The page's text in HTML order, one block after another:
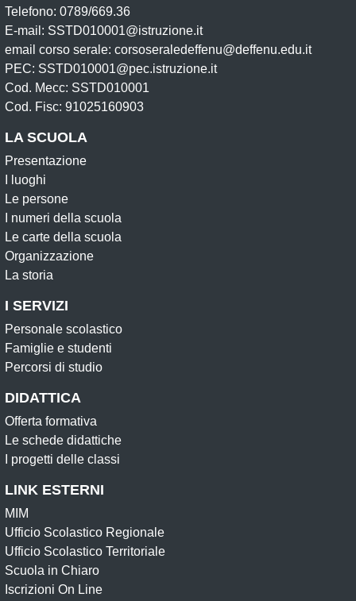
Telefono: 0789/669.36
E-mail: SSTD010001@istruzione.it
email corso serale: corsoseraledeffenu@deffenu.edu.it
PEC: SSTD010001@pec.istruzione.it
Cod. Mecc: SSTD010001
Cod. Fisc: 91025160903
LA SCUOLA
Presentazione
I luoghi
Le persone
I numeri della scuola
Le carte della scuola
Organizzazione
La storia
I SERVIZI
Personale scolastico
Famiglie e studenti
Percorsi di studio
DIDATTICA
Offerta formativa
Le schede didattiche
I progetti delle classi
LINK ESTERNI
MIM
Ufficio Scolastico Regionale
Ufficio Scolastico Territoriale
Scuola in Chiaro
Iscrizioni On Line